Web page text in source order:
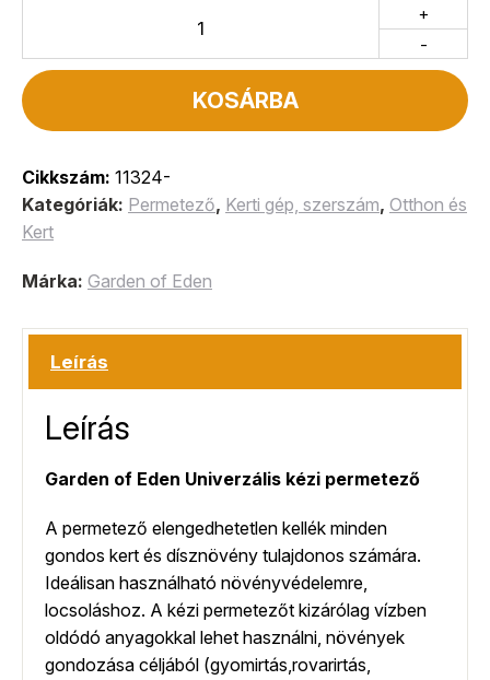
-
+
KOSÁRBA
Cikkszám: 11324-
Kategóriák: Permetező, Kerti gép, szerszám, Otthon és
Kert
Márka: Garden of Eden
Leírás
Leírás
Garden of Eden Univerzális kézi permetező
A permetező elengedhetetlen kellék minden
gondos kert és dísznövény tulajdonos számára.
Ideálisan használható növényvédelemre,
locsoláshoz. A kézi permetezőt kizárólag vízben
oldódó anyagokkal lehet használni, növények
gondozása céljából (gyomirtás,rovarirtás,